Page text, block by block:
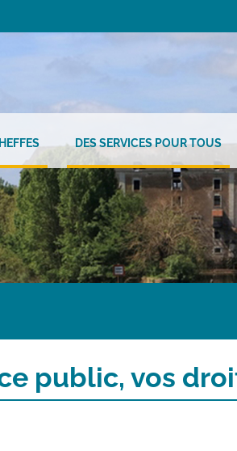
DES SERVICES POUR TOUS
public, vos